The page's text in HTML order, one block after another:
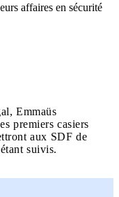
affaires en sécurité
Emmaüs
premiers casiers
aux SDF de
suivis.